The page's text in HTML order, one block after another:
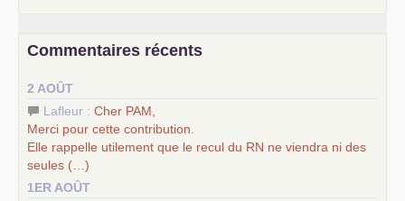
science sociale de notre temps
d’Europe
–lescinq chantiers pour contribuer au débat sur le projet
communiste
Commentaires récents
2 AOÛT
Lafleur : Cher PAM
Merci pour cette contribution.
Elle rappelle utilement que le recul du RN ne viendra ni des
seules (…)
1ER AOÛT